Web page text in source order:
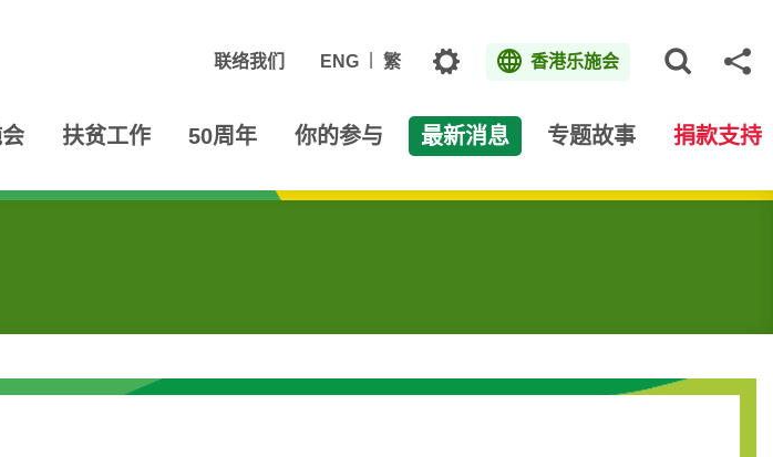
联络我们 ENG 繁 主题 香港乐施会
扶贫工作 50周年 你的参与 最新消息 专题故事 捐款支持